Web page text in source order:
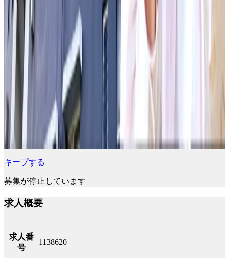
キープする
募集が停止しています
求人概要
求人番
号
1138620